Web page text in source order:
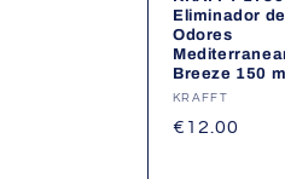
Eliminador de
Odores
Breeze 150 ml
Fornecedor:
KRAFFT
Preço
€12.00